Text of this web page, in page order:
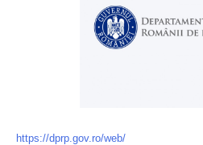
https://dprp.gov.ro/web/